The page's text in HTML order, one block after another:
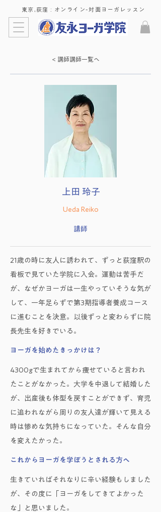
東京,荻窪 : ​オンライン-対面ヨーガレッスン
< 講師講師一覧へ
上田 玲子
Ueda Reiko
講師
21歳の時に友人に誘われて、ずっと荻窪駅の
看板で見ていた学院に入会。運動は苦手だ
が、なぜかヨーガは一生やっていそうな気が
して、一年足らずで第3期指導者養成コース
に進むことを決意。以後ずっと変わらずに院
長先生を好きでいる。
ヨーガを始めたきっかけは？
4300gで生まれてから痩せていると言われ
たことがなかった。大学を中退して結婚した
が、出産後も体型を戻すことができず、育児
に追われながら周りの友人達が輝いて見える
時は惨めな気持ちになっていた。そんな自分
を変えたかった。
これからヨーガを学ぼうとされる方へ
生きていればそれなりに辛い経験もしました
が、その度に「ヨーガをしてきてよかった
な」と思いました。